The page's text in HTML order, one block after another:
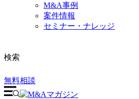
M&A事例
案件情報
セミナー・ナレッジ
検索
無料相談